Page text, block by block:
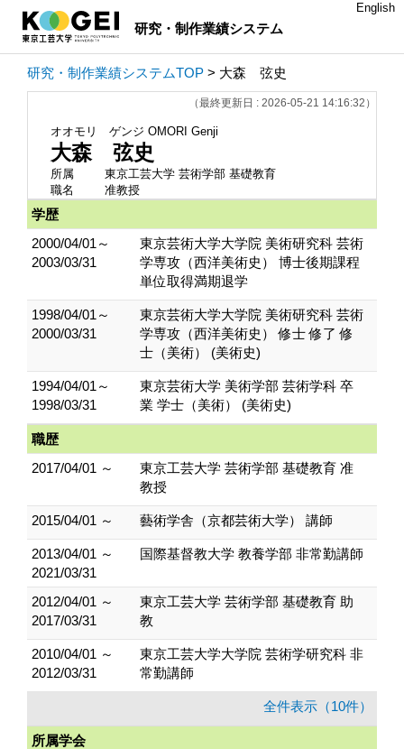
研究・制作業績システム
English
研究・制作業績システムTOP > 大森 弦史
（最終更新日 : 2026-05-21 14:16:32）
オオモリ ゲンジ OMORI Genji
大森 弦史
所属
東京工芸大学 芸術学部 基礎教育
職名
准教授
学歴
2000/04/01～
2003/03/31
東京芸術大学大学院 美術研究科 芸術
学専攻（西洋美術史） 博士後期課程
単位取得満期退学
1998/04/01～
2000/03/31
東京芸術大学大学院 美術研究科 芸術
学専攻（西洋美術史） 修士 修了 修
士（美術） (美術史)
1994/04/01～
1998/03/31
東京芸術大学 美術学部 芸術学科 卒
業 学士（美術） (美術史)
職歴
2017/04/01 ～
東京工芸大学 芸術学部 基礎教育 准
教授
2015/04/01 ～ 藝術学舎（京都芸術大学） 講師
2013/04/01 ～
2021/03/31
国際基督教大学 教養学部 非常勤講師
2012/04/01 ～
2017/03/31
東京工芸大学 芸術学部 基礎教育 助
教
2010/04/01 ～
2012/03/31
東京工芸大学大学院 芸術学研究科 非
常勤講師
全件表示（10件）
所属学会